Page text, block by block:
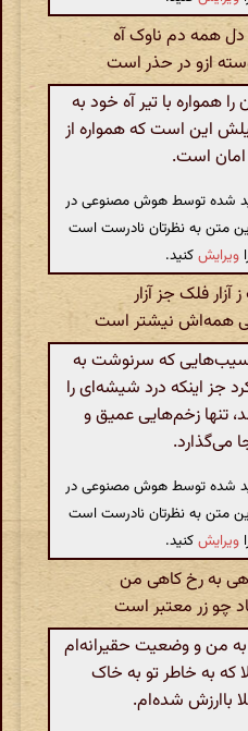
همه دم ناوک آه
ازو در حذر است
با تیر آه خود به
این است که همواره از
امان است.
شده توسط هوش مصنوعی در
این متن به نظرتان نادرست است
ویرایشکنید.
آزار فلک جز آزار
همه‌اش نیشتر است
که سرنوشت به
جز اینکه درد شیشه‌ای را
تنها زخم‌هایی عمیق و
می‌گذارد.
شده توسط هوش مصنوعی در
این متن به نظرتان نادرست است
ویرایشکنید.
به رخ کاهی من
چو زر معتبر است
و وضعیت حقیرانه‌ام
که به خاطر تو به خاک
باارزش شده‌ام.